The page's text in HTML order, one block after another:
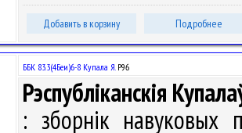
Добавить в корзину Подробнее
ББК 83.3(4Беи)6-8 Купала Я.Р96
Рэспубліканскія
: зборнік навуковых